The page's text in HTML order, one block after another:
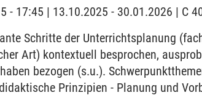
- 17:45 | 13.10.2025 - 30.01.2026 | C
Schritte der Unterrichtsplanung
Art) kontextuell besprochen,
bezogen (s.u.).
Prinzipien - Planung und